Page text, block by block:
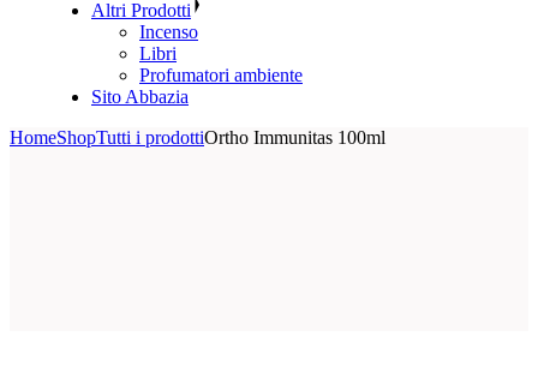
Altri Prodotti
Incenso
Libri
Profumatori ambiente
Sito Abbazia
HomeShopTutti i prodottiOrtho Immunitas 100ml